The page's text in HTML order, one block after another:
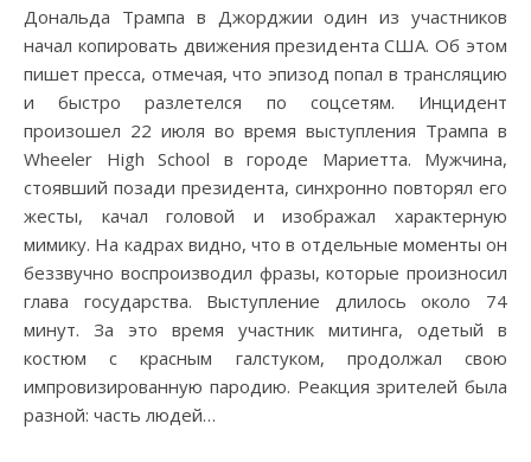
Дональда Трампа в Джорджии один из участников
начал копировать движения президента США. Об этом
пишет пресса, отмечая, что эпизод попал в трансляцию
и быстро разлетелся по соцсетям. Инцидент
произошел 22 июля во время выступления Трампа в
Wheeler High School в городе Мариетта. Мужчина,
стоявший позади президента, синхронно повторял его
жесты, качал головой и изображал характерную
мимику. На кадрах видно, что в отдельные моменты он
беззвучно воспроизводил фразы, которые произносил
глава государства. Выступление длилось около 74
минут. За это время участник митинга, одетый в
костюм с красным галстуком, продолжал свою
импровизированную пародию. Реакция зрителей была
разной: часть людей…